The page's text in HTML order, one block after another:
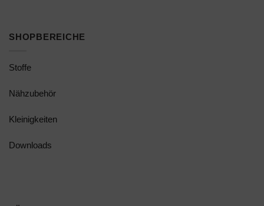
SHOPBEREICHE
Stoffe
Nähzubehör
Kleinigkeiten
Downloads